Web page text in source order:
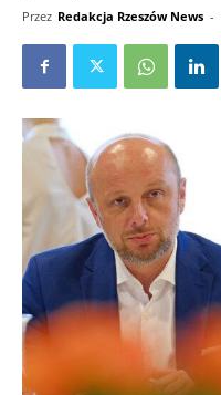
Przez Redakcja Rzeszów News -